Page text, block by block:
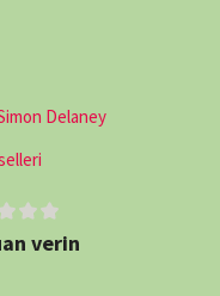
Delaney
verin